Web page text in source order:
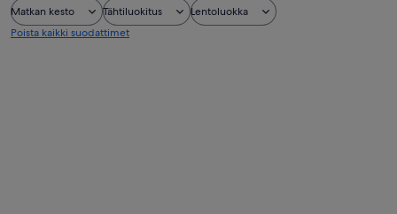
Matkan kesto Tähtiluokitus
Lentoluokka
Poista kaikki suodattimet